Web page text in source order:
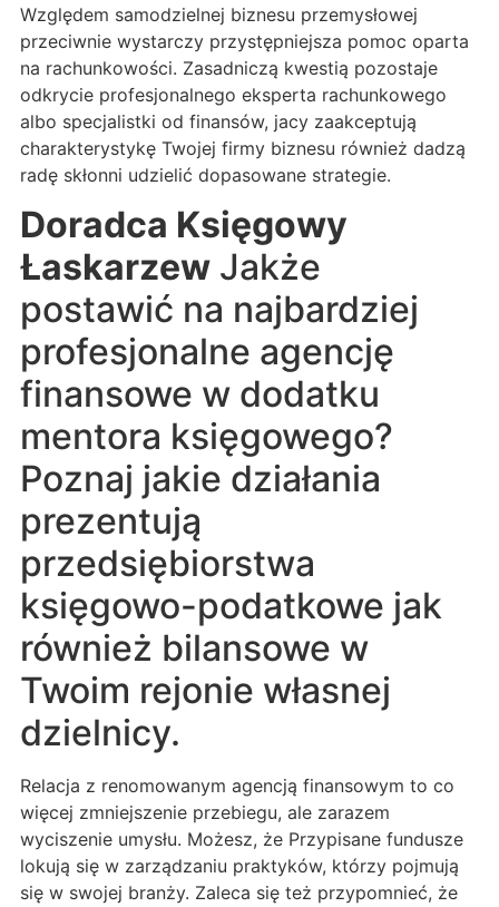
Względem samodzielnej biznesu przemysłowej
przeciwnie wystarczy przystępniejsza pomoc oparta
na rachunkowości. Zasadniczą kwestią pozostaje
odkrycie profesjonalnego eksperta rachunkowego
albo specjalistki od finansów, jacy zaakceptują
charakterystykę Twojej firmy biznesu również dadzą
radę skłonni udzielić dopasowane strategie.
Doradca Księgowy
Łaskarzew Jakże
postawić na najbardziej
profesjonalne agencję
finansowe w dodatku
mentora księgowego?
Poznaj jakie działania
prezentują
przedsiębiorstwa
księgowo-podatkowe jak
również bilansowe w
Twoim rejonie własnej
dzielnicy.
Relacja z renomowanym agencją finansowym to co
więcej zmniejszenie przebiegu, ale zarazem
wyciszenie umysłu. Możesz, że Przypisane fundusze
lokują się w zarządzaniu praktyków, którzy pojmują
się w swojej branży. Zaleca się też przypomnieć, że